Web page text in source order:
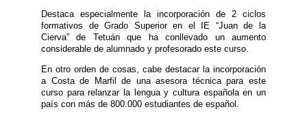
Destaca especialmente la incorporación de 2 ciclos
formativos de Grado Superior en el IE “Juan de la
Cierva” de Tetuán que ha conllevado un aumento
considerable de alumnado y profesorado este curso.
En otro orden de cosas, cabe destacar la incorporación
a Costa de Marfil de una asesora técnica para este
curso para relanzar la lengua y cultura española en un
país con más de 800.000 estudiantes de español.